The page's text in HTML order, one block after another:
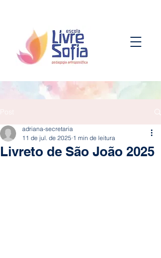
Livreto de São João 2025
adriana-secretaria
11 de jul. de 2025 1 min de leitura